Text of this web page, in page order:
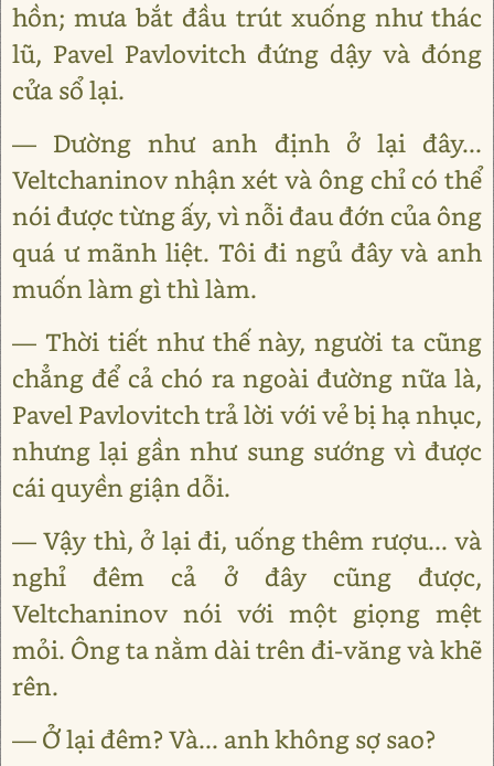
hồn; mưa bắt đầu trút xuống như thác
lũ, Pavel Pavlovitch đứng dậy và đóng
cửa sổ lại.
— Dường như anh định ở lại đây...
Veltchaninov nhận xét và ông chỉ có thể
nói được từng ấy, vì nỗi đau đớn của ông
quá ư mãnh liệt. Tôi đi ngủ đây và anh
muốn làm gì thì làm.
— Thời tiết như thế này, người ta cũng
chẳng để cả chó ra ngoài đường nữa là,
Pavel Pavlovitch trả lời với vẻ bị hạ nhục,
nhưng lại gần như sung sướng vì được
cái quyền giận dỗi.
— Vậy thì, ở lại đi, uống thêm rượu... và
nghỉ đêm cả ở đây cũng được,
Veltchaninov nói với một giọng mệt
mỏi. Ông ta nằm dài trên đi-văng và khẽ
rên.
— Ở lại đêm? Và... anh không sợ sao?